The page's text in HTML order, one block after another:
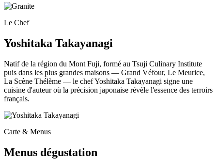
Le Chef
Yoshitaka Takayanagi
Natif de la région du Mont Fuji, formé au Tsuji Culinary Institute
puis dans les plus grandes maisons — Grand Véfour, Le Meurice,
La Scène Thélème — le chef Yoshitaka Takayanagi signe une
cuisine d'auteur où la précision japonaise révèle l'essence des terroirs
français.
Carte & Menus
Menus dégustation